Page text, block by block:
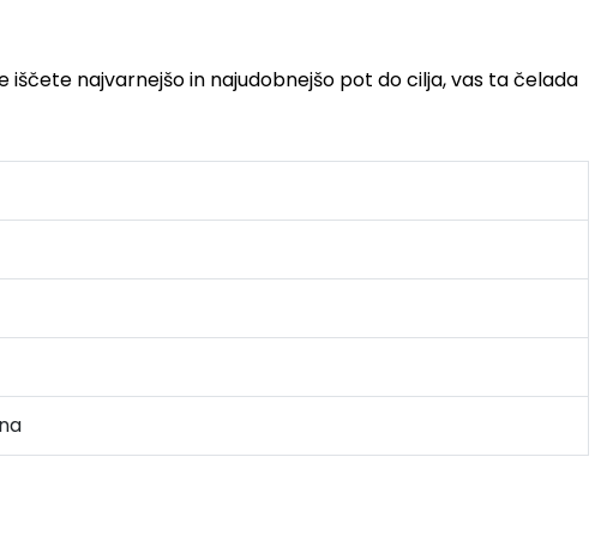
iščete najvarnejšo in najudobnejšo pot do cilja, vas ta čelada